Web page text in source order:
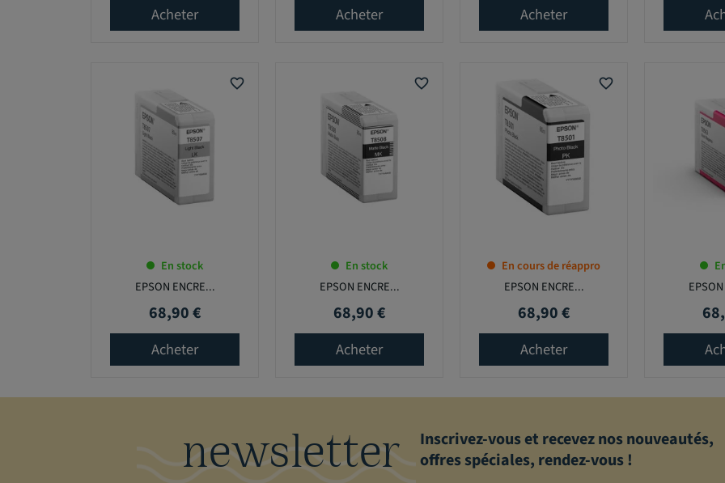
Acheter Acheter Acheter
favorite_border
En stock
EPSON ENCRE...
Prix
68,90 €
Acheter
favorite_border
En stock
EPSON ENCRE...
Prix
68,90 €
Acheter
favorite_border
En cours de réappro
EPSON ENCRE...
Prix
68,90 €
Acheter
Prix
newsletter
Inscrivez-vous et recevez nos nouveautés,
offres spéciales, rendez-vous !